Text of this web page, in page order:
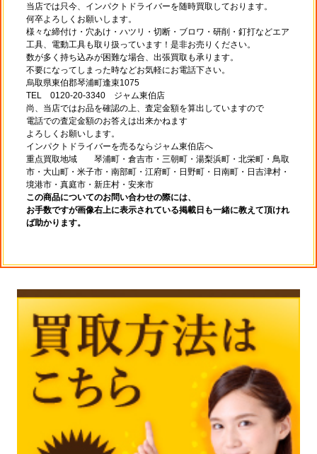
当店では只今、インパクトドライバーを随時買取しております。
何卒よろしくお願いします。
様々な締付け・穴あけ・ハツリ・切断・ブロワ・研削・釘打などエア
工具、電動工具も取り扱っています！是非お売りください。
数が多く持ち込みが困難な場合、出張買取も承ります。
不要になってしまった時などお気軽にお電話下さい。
烏取県東伯郡琴浦町逢束1075
TEL 0120-20-3340 ジャム東伯店
尚、当店ではお品を確認の上、査定金額を算出していますので
電話での査定金額のお答えは出来かねます
よろしくお願いします。
インパクトドライバーを売るならジャム東伯店へ
重点買取地域 琴浦町・倉吉市・三朝町・湯梨浜町・北栄町・鳥取
市・大山町・米子市・南部町・江府町・日野町・日南町・日吉津村・
境港市・真庭市・新庄村・安来市
この商品についてのお問い合わせの際には、
お手数ですが画像右上に表示されている掲載日も一緒に教えて頂けれ
ば助かります。